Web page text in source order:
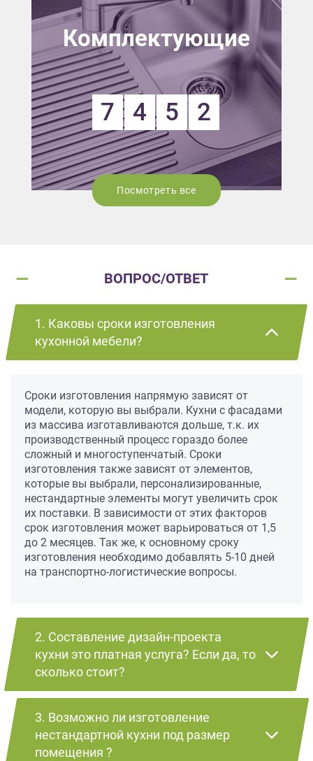
Комплектующие
7 4 5 2
Посмотреть все
ВОПРОС/ОТВЕТ
1. Каковы сроки изготовления
кухонной мебели?
Сроки изготовления напрямую зависят от
модели, которую вы выбрали. Кухни с фасадами
из массива изготавливаются дольше, т.к. их
производственный процесс гораздо более
сложный и многоступенчатый. Сроки
изготовления также зависят от элементов,
которые вы выбрали, персонализированные,
нестандартные элементы могут увеличить срок
их поставки. В зависимости от этих факторов
срок изготовления может варьироваться от 1,5
до 2 месяцев. Так же, к основному сроку
изготовления необходимо добавлять 5-10 дней
на транспортно-логистические вопросы.
2. Составление дизайн-проекта
кухни это платная услуга? Если да, то
сколько стоит?
3. Возможно ли изготовление
нестандартной кухни под размер
помещения ?